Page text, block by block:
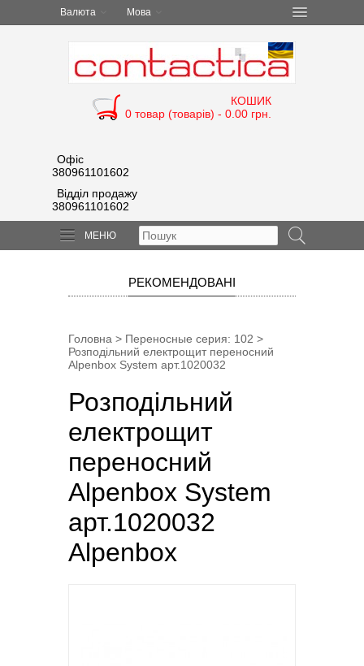
Валюта Мова
КОШИК
0 товар (товарів) - 0.00 грн.
Офіс
380961101602
Відділ продажу
380961101602
МЕНЮ
РЕКОМЕНДОВАНІ
Головна > Переносные cерия: 102 >
Розподільний електрощит переносний
Alpenbox System арт.1020032
Розподільний
електрощит
переносний
Alpenbox System
арт.1020032
Alpenbox